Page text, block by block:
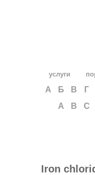
услуги
А Б В Г
A
B C
Iron